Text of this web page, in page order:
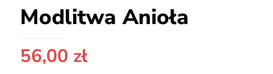
Modlitwa Anioła
56,00 zł